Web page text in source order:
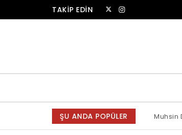
Skip to contentTAKİP EDİN
ŞU ANDA POPÜLER Muhsin